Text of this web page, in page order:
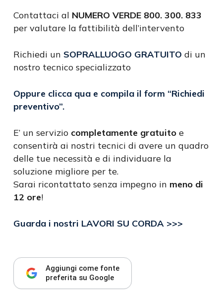
Contattaci al NUMERO VERDE 800. 300. 833
per valutare la fattibilità dell’intervento
Richiedi un SOPRALLUOGO GRATUITO di un
nostro tecnico specializzato
Oppure clicca qua e compila il form “Richiedi
preventivo”.
E’ un servizio completamente gratuitoe
consentirà ai nostri tecnici di avere un quadro
delle tue necessità e di individuare la
soluzione migliore per te.
Sarai ricontattato senza impegno in meno di
12 ore!
Guarda i nostri LAVORI SU CORDA >>>
Aggiungi come fonte
preferita su Google